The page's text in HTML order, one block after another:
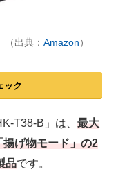
出典： Amazon）
ック
T38-B」は、 最大
げ物モード」の2
品です。